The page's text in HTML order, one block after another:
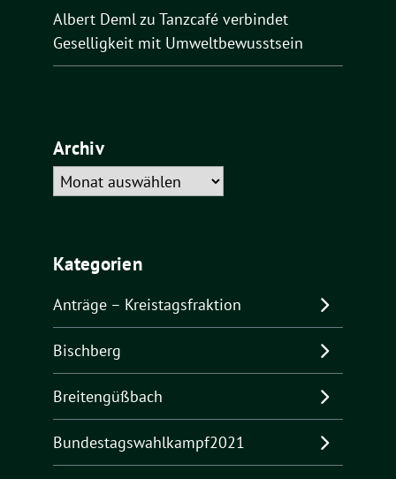
Albert Demlzu Tanzcafé verbindet
Geselligkeit mit Umweltbewusstsein
Archiv
Archiv
Kategorien
Anträge – Kreistagsfraktion
Bischberg
Breitengüßbach
Bundestagswahlkampf2021